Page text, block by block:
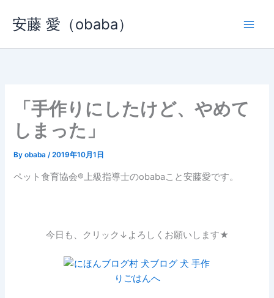
ス
安藤 愛（obaba）
「手作りにしたけど、やめて
しまった」
Byobaba/2019年10月1日
ペット食育協会®︎上級指導士のobabaこと安藤愛です。
今日も、クリック↓よろしくお願いします★